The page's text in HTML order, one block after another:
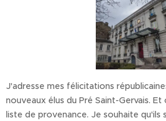
J'adresse mes félicitations
nouveaux élus du Pré Saint-Gervais.
liste de provenance. Je souhaite qu'ils